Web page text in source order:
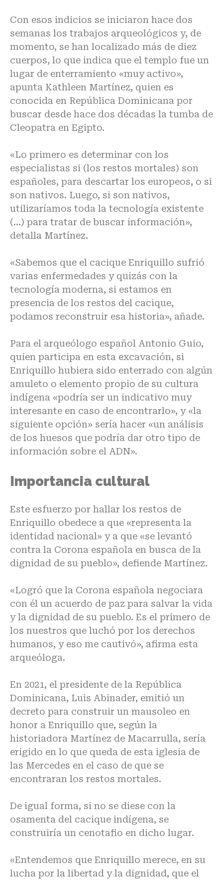
Con esos indicios se iniciaron hace dos
semanas los trabajos arqueológicos y, de
momento, se han localizado más de diez
cuerpos, lo que indica que el templo fue un
lugar de enterramiento «muy activo»,
apunta Kathleen Martínez, quien es
conocida en República Dominicana por
buscar desde hace dos décadas la tumba de
Cleopatra en Egipto.
«Lo primero es determinar con los
especialistas si (los restos mortales) son
españoles, para descartar los europeos, o si
son nativos. Luego, si son nativos,
utilizaríamos toda la tecnología existente
(…) para tratar de buscar información»,
detalla Martínez.
«Sabemos que el cacique Enriquillo sufrió
varias enfermedades y quizás con la
tecnología moderna, si estamos en
presencia de los restos del cacique,
podamos reconstruir esa historia», añade.
Para el arqueólogo español Antonio Guio,
quien participa en esta excavación, si
Enriquillo hubiera sido enterrado con algún
amuleto o elemento propio de su cultura
indígena «podría ser un indicativo muy
interesante en caso de encontrarlo», y «la
siguiente opción» sería hacer «un análisis
de los huesos que podría dar otro tipo de
información sobre el ADN».
Importancia cultural
Este esfuerzo por hallar los restos de
Enriquillo obedece a que «representa la
identidad nacional» y a que «se levantó
contra la Corona española en busca de la
dignidad de su pueblo», defiende Martínez.
«Logró que la Corona española negociara
con él un acuerdo de paz para salvar la vida
y la dignidad de su pueblo. Es el primero de
los nuestros que luchó por los derechos
humanos, y eso me cautivó», afirma esta
arqueóloga.
En 2021, el presidente de la República
Dominicana, Luis Abinader, emitió un
decreto para construir un mausoleo en
honor a Enriquillo que, según la
historiadora Martínez de Macarrulla, sería
erigido en lo que queda de esta iglesia de
las Mercedes en el caso de que se
encontraran los restos mortales.
De igual forma, si no se diese con la
osamenta del cacique indígena, se
construiría un cenotafio en dicho lugar.
«Entendemos que Enriquillo merece, en su
lucha por la libertad y la dignidad, que el